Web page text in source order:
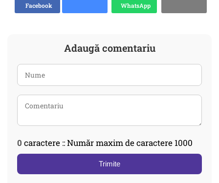
Facebook
WhatsApp
Adaugă comentariu
0 caractere :: Număr maxim de caractere 1000
Trimite